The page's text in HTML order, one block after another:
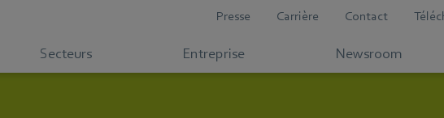
Presse Carrière Contact
Secteurs Entreprise Newsroom